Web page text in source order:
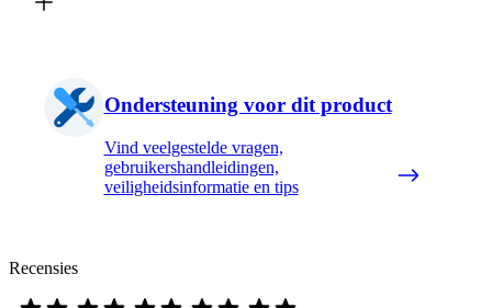
Ondersteuning voor dit product
Vind veelgestelde vragen,
gebruikershandleidingen,
veiligheidsinformatie en tips
Recensies